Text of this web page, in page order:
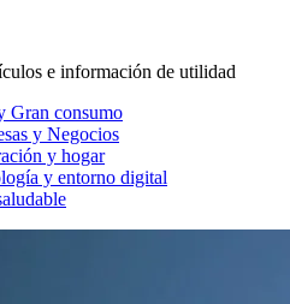
e información de utilidad
Gran consumo
y Negocios
y hogar
y entorno digital